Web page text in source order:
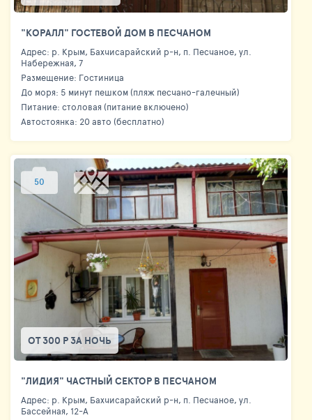
"КОРАЛЛ" ГОСТЕВОЙ ДОМ В ПЕСЧАНОМ
Адрес: р. Крым, Бахчисарайский р-н, п. Песчаное, ул.
Набережная, 7
Размещение: Гостиница
До моря: 5 минут пешком (пляж песчано-галечный)
Питание: столовая (питание включено)
Автостоянка: 20 авто (бесплатно)
50
ОТ 300 Р ЗА НОЧЬ
"ЛИДИЯ" ЧАСТНЫЙ СЕКТОР В ПЕСЧАНОМ
Адрес: р. Крым, Бахчисарайский р-н, п. Песчаное, ул.
Бассейная, 12-А